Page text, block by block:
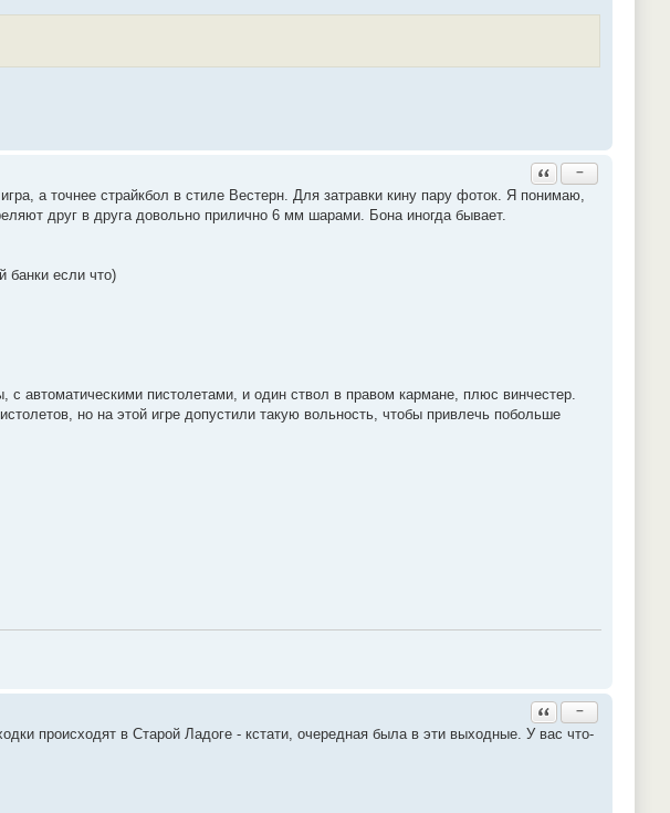
Ответить с цитатой
−
а точнее страйкбол в стиле Вестерн. Для затравки кину пару фоток. Я понимаю,
друг в друга довольно прилично 6 мм шарами. Бона иногда бывает.
если что)
пистолетами, и один ствол в правом кармане, плюс винчестер.
но на этой игре допустили такую вольность, чтобы привлечь побольше
Ответить с цитатой
−
происходят в Старой Ладоге - кстати, очередная была в эти выходные. У вас что-